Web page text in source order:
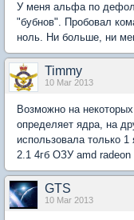
У меня альфа по
"бубнов". Пробовал
ноль. Ни больше, ни
Timmy
10 Mar 2013
Возможно на
определяет ядра, на
использовала только
2.1 4гб ОЗУ amd radeon
GTS
10 Mar 2013